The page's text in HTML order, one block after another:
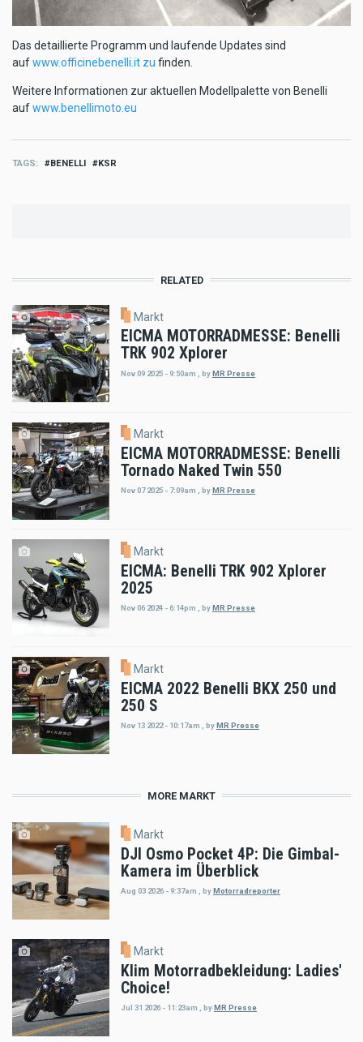
Das detaillierte Programm und laufende Updates sind
aufwww.officinebenelli.it zu finden.
Weitere Informationen zur aktuellen Modellpalette von Benelli
aufwww.benellimoto.eu
TAGS BENELLI KSR
RELATED
Markt
EICMA MOTORRADMESSE: Benelli
TRK 902 Xplorer
Nov 09 2025 - 9:50am byMR Presse
Markt
EICMA MOTORRADMESSE: Benelli
Tornado Naked Twin 550
Nov 07 2025 - 7:09am , by MR Presse
Markt
EICMA: Benelli TRK 902 Xplorer
2025
Nov 06 2024 - 6:14pm byMR Presse
Markt
EICMA 2022 Benelli BKX 250 und
250 S
Nov 13 2022 - 10:17am byMR Presse
MORE MARKT
Markt
DJI Osmo Pocket 4P: Die Gimbal-
Kamera im Überblick
Aug 03 2026 - 9:37am , byMotorradreporter
Markt
Klim Motorradbekleidung: Ladies'
Choice!
Jul 31 2026 - 11:23am byMR Presse